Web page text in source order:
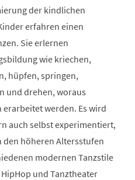
der kindlichen
erfahren einen
Sie erlernen
wie kriechen,
hüpfen, springen,
und drehen, woraus
werden. Es wird
auch selbst experimentiert,
höheren Altersstufen
modernen Tanzstile
und Tanztheater